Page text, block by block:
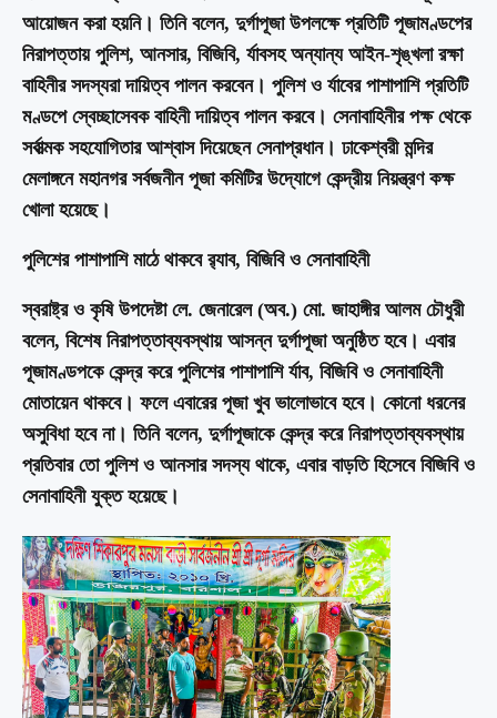
আয়োজন করা হয়নি। তিনি বলেন, দুর্গাপূজা উপলক্ষে প্রতিটি পূজামণ্ডপের
নিরাপত্তায় পুলিশ, আনসার, বিজিবি, র্যাবসহ অন্যান্য আইন-শৃঙ্খলা রক্ষা
বাহিনীর সদস্যরা দায়িত্ব পালন করবেন। পুলিশ ও র্যাবের পাশাপাশি প্রতিটি
মণ্ডপে স্বেচ্ছাসেবক বাহিনী দায়িত্ব পালন করবে। সেনাবাহিনীর পক্ষ থেকে
সর্বাত্মক সহযোগিতার আশ্বাস দিয়েছেন সেনাপ্রধান। ঢাকেশ্বরী মন্দির
মেলাঙ্গনে মহানগর সর্বজনীন পূজা কমিটির উদ্যোগে কেন্দ্রীয় নিয়ন্ত্রণ কক্ষ
খোলা হয়েছে।
পুলিশের পাশাপাশি মাঠে থাকবে র‌্যাব, বিজিবি ও সেনাবাহিনী
স্বরাষ্ট্র ও কৃষি উপদেষ্টা লে. জেনারেল (অব.) মো. জাহাঙ্গীর আলম চৌধুরী
বলেন, বিশেষ নিরাপত্তাব্যবস্থায় আসন্ন দুর্গাপূজা অনুষ্ঠিত হবে। এবার
পূজামণ্ডপকে কেন্দ্র করে পুলিশের পাশাপাশি র্যাব, বিজিবি ও সেনাবাহিনী
মোতায়েন থাকবে। ফলে এবারের পূজা খুব ভালোভাবে হবে। কোনো ধরনের
অসুবিধা হবে না। তিনি বলেন, দুর্গাপূজাকে কেন্দ্র করে নিরাপত্তাব্যবস্থায়
প্রতিবার তো পুলিশ ও আনসার সদস্য থাকে, এবার বাড়তি হিসেবে বিজিবি ও
সেনাবাহিনী যুক্ত হয়েছে।